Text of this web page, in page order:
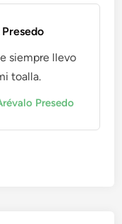
siempre llevo
toalla.
Presedo